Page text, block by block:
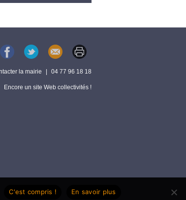
la mairie 04 77 96 18 18
Encore un site Web collectivités !
C'est compris ! En savoir plus